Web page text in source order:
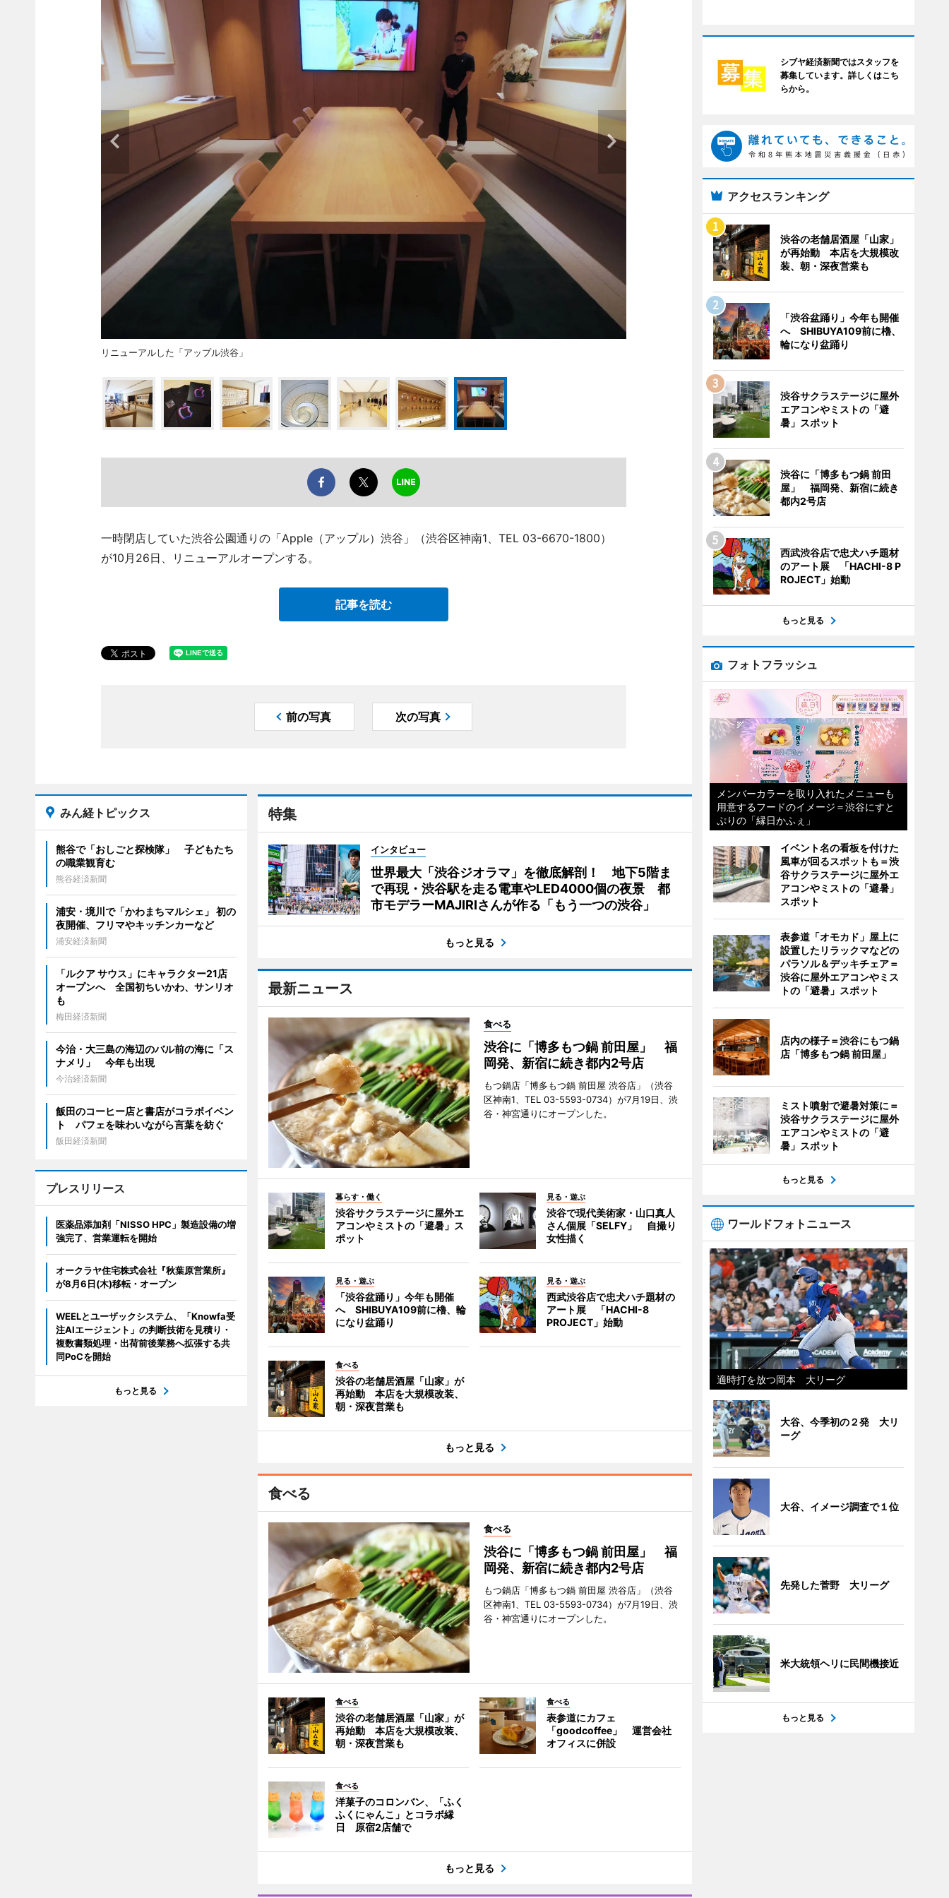
リニューアルした「アップル渋谷」
一時閉店していた渋谷公園通りの「Apple（アップル）渋谷」（渋谷区神南1、TEL 03-6670-1800）
が10月26日、リニューアルオープンする。
記事を読む
前の写真 次の写真
特集
インタビュー
世界最大「渋谷ジオラマ」を徹底解剖！ 地下5階ま
で再現・渋谷駅を走る電車やLED4000個の夜景 都
市モデラーMAJIRIさんが作る「もう一つの渋谷」
もっと見る
最新ニュース
食べる
渋谷に「博多もつ鍋 前田屋」 福
岡発、新宿に続き都内2号店
もつ鍋店「博多もつ鍋 前田屋 渋谷店」（渋谷
区神南1、TEL 03-5593-0734）が7月19日、渋
谷・神宮通りにオープンした。
暮らす・働く
渋谷サクラステージに屋外エ
アコンやミストの「避暑」ス
ポット
見る・遊ぶ
渋谷で現代美術家・山口真人
さん個展「SELFY」 自撮り
女性描く
見る・遊ぶ
「渋谷盆踊り」今年も開催
へ SHIBUYA109前に櫓、輪
になり盆踊り
見る・遊ぶ
西武渋谷店で忠犬ハチ題材の
アート展 「HACHI-8
PROJECT」始動
食べる
渋谷の老舗居酒屋「山家」が
再始動 本店を大規模改装、
朝・深夜営業も
もっと見る
食べる
食べる
渋谷に「博多もつ鍋 前田屋」 福
岡発、新宿に続き都内2号店
もつ鍋店「博多もつ鍋 前田屋 渋谷店」（渋谷
区神南1、TEL 03-5593-0734）が7月19日、渋
谷・神宮通りにオープンした。
食べる
渋谷の老舗居酒屋「山家」が
再始動 本店を大規模改装、
朝・深夜営業も
食べる
表参道にカフェ
「goodcoffee」 運営会社
オフィスに併設
食べる
洋菓子のコロンバン、「ふく
ふくにゃんこ」とコラボ縁
日 原宿2店舗で
もっと見る
みん経トピックス
熊谷で「おしごと探検隊」 子どもたち
の職業観育む
熊谷経済新聞
浦安・境川で「かわまちマルシェ」 初の
夜開催、フリマやキッチンカーなど
浦安経済新聞
「ルクア サウス」にキャラクター21店
オープンへ 全国初ちいかわ、サンリオ
も
梅田経済新聞
今治・大三島の海辺のバル前の海に「ス
ナメリ」 今年も出現
今治経済新聞
飯田のコーヒー店と書店がコラボイベン
ト パフェを味わいながら言葉を紡ぐ
飯田経済新聞
プレスリリース
医薬品添加剤「NISSO HPC」製造設備の増
強完了、営業運転を開始
オークラヤ住宅株式会社『秋葉原営業所』
が8月6日(木)移転・オープン
WEELとユーザックシステム、「Knowfa受
注AIエージェント」の判断技術を見積り・
複数書類処理・出荷前後業務へ拡張する共
同PoCを開始
もっと見る
シブヤ経済新聞ではスタッフを
募集しています。詳しくはこち
らから。
アクセスランキング
渋谷の老舗居酒屋「山家」
が再始動 本店を大規模改
装、朝・深夜営業も
「渋谷盆踊り」今年も開催
へ SHIBUYA109前に櫓、
輪になり盆踊り
渋谷サクラステージに屋外
エアコンやミストの「避
暑」スポット
渋谷に「博多もつ鍋 前田
屋」 福岡発、新宿に続き
都内2号店
西武渋谷店で忠犬ハチ題材
のアート展 「HACHI-8 P
ROJECT」始動
もっと見る
フォトフラッシュ
メンバーカラーを取り入れたメニューも
用意するフードのイメージ＝渋谷にすと
ぷりの「縁日かふぇ」
イベント名の看板を付けた
風車が回るスポットも＝渋
谷サクラステージに屋外エ
アコンやミストの「避暑」
スポット
表参道「オモカド」屋上に
設置したリラックマなどの
パラソル＆デッキチェア＝
渋谷に屋外エアコンやミス
トの「避暑」スポット
店内の様子＝渋谷にもつ鍋
店「博多もつ鍋 前田屋」
ミスト噴射で避暑対策に＝
渋谷サクラステージに屋外
エアコンやミストの「避
暑」スポット
もっと見る
ワールドフォトニュース
適時打を放つ岡本 大リーグ
大谷、今季初の２発 大リ
ーグ
大谷、イメージ調査で１位
先発した菅野 大リーグ
米大統領ヘリに民間機接近
もっと見る